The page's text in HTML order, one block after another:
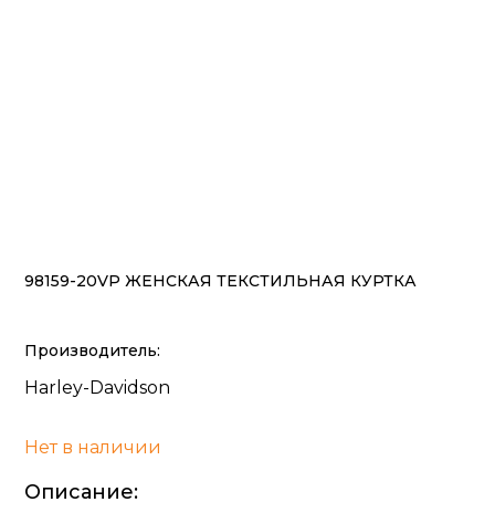
98159-20VP ЖЕНСКАЯ ТЕКСТИЛЬНАЯ КУРТКА
Производитель:
Harley-Davidson
Нет в наличии
Описание: